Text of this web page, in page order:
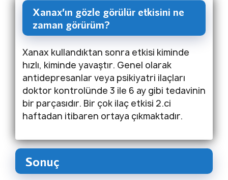
Xanax’ın gözle görülür etkisini ne
zaman görürüm?
Xanax kullandıktan sonra etkisi kiminde
hızlı, kiminde yavaştır. Genel olarak
antidepresanlar veya psikiyatri ilaçları
doktor kontrolünde 3 ile 6 ay gibi tedavinin
bir parçasıdır. Bir çok ilaç etkisi 2.ci
haftadan itibaren ortaya çıkmaktadır.
Sonuç